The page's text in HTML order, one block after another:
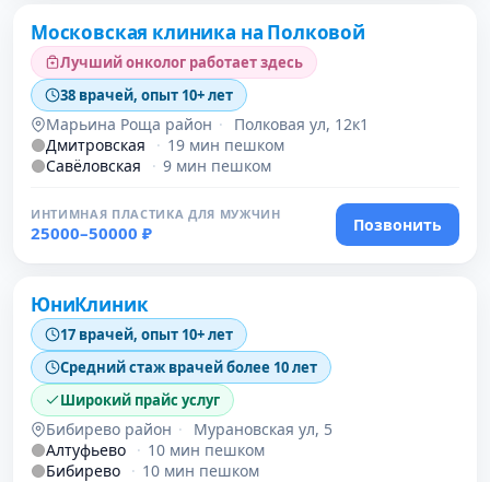
Московская клиника на Полковой
Лучший онколог работает здесь
38 врачей, опыт 10+ лет
Марьина Роща район ·
Полковая ул, 12к1
Дмитровская
· 19 мин пешком
Савёловская
· 9 мин пешком
ИНТИМНАЯ ПЛАСТИКА ДЛЯ МУЖЧИН
25000–50000 ₽
Позвонить
Проверено
ЮниКлиник
17 врачей, опыт 10+ лет
Средний стаж врачей более 10 лет
Широкий прайс услуг
Бибирево район ·
Мурановская ул, 5
Алтуфьево · 10 мин пешком
Бибирево · 10 мин пешком